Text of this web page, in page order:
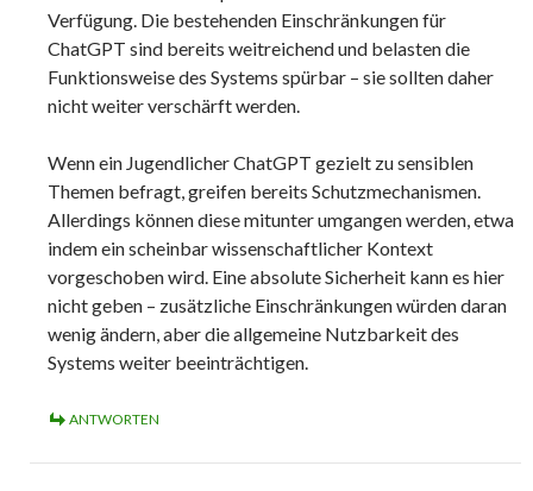
Verfügung. Die bestehenden Einschränkungen für
ChatGPT sind bereits weitreichend und belasten die
Funktionsweise des Systems spürbar – sie sollten daher
nicht weiter verschärft werden.
Wenn ein Jugendlicher ChatGPT gezielt zu sensiblen
Themen befragt, greifen bereits Schutzmechanismen.
Allerdings können diese mitunter umgangen werden, etwa
indem ein scheinbar wissenschaftlicher Kontext
vorgeschoben wird. Eine absolute Sicherheit kann es hier
nicht geben – zusätzliche Einschränkungen würden daran
wenig ändern, aber die allgemeine Nutzbarkeit des
Systems weiter beeinträchtigen.
ANTWORTEN